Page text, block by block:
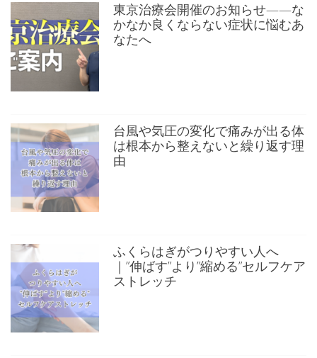
東京治療会開催のお知らせ——な
かなか良くならない症状に悩むあ
なたへ
台風や気圧の変化で痛みが出る体
は根本から整えないと繰り返す理
由
ふくらはぎがつりやすい人へ
｜”伸ばす”より”縮める”セルフケア
ストレッチ